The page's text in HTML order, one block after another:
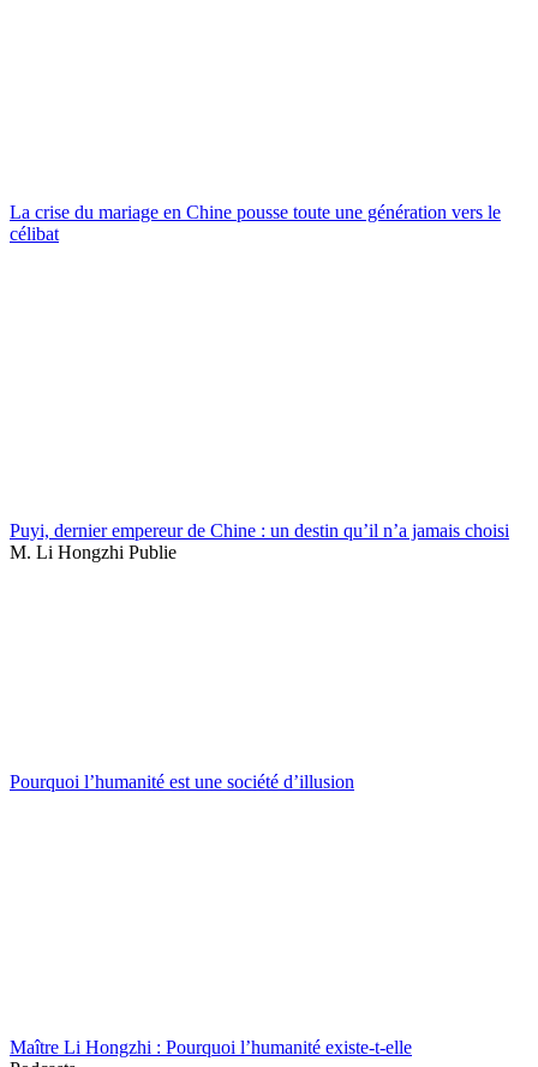
La crise du mariage en Chine pousse toute une génération vers le
célibat
Puyi, dernier empereur de Chine : un destin qu’il n’a jamais choisi
M. Li Hongzhi Publie
Pourquoi l’humanité est une société d’illusion
Maître Li Hongzhi : Pourquoi l’humanité existe-t-elle